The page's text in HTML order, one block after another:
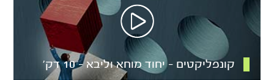
קונפליקטים – יחוד מוחא וליבא – 10 דק’